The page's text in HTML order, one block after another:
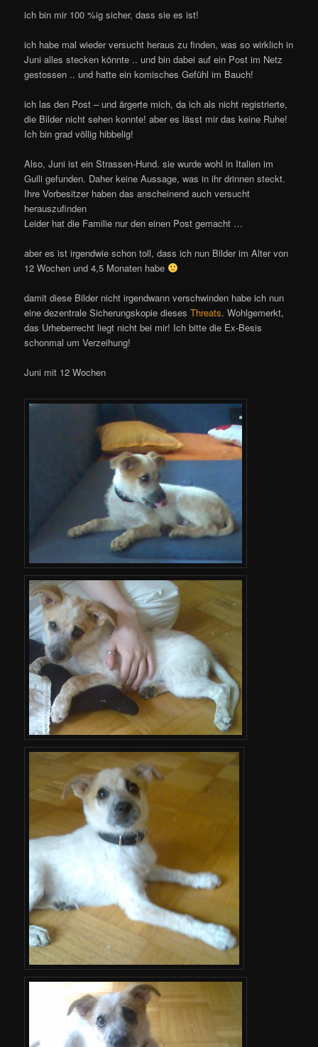
ich bin mir 100 %ig sicher, dass sie es ist!
ich habe mal wieder versucht heraus zu finden, was so wirklich in
Juni alles stecken könnte .. und bin dabei auf ein Post im Netz
gestossen .. und hatte ein komisches Gefühl im Bauch!
ich las den Post – und ärgerte mich, da ich als nicht registrierte,
die Bilder nicht sehen konnte! aber es lässt mir das keine Ruhe!
Ich bin grad völlig hibbelig!
Also, Juni ist ein Strassen-Hund. sie wurde wohl in Italien im
Gulli gefunden. Daher keine Aussage, was in ihr drinnen steckt.
Ihre Vorbesitzer haben das anscheinend auch versucht
herauszufinden
Leider hat die Familie nur den einen Post gemacht …
aber es ist irgendwie schon toll, dass ich nun Bilder im Alter von
12 Wochen und 4,5 Monaten habe
damit diese Bilder nicht irgendwann verschwinden habe ich nun
eine dezentrale Sicherungskopie diesesThreats. Wohlgemerkt,
das Urheberrecht liegt nicht bei mir! Ich bitte die Ex-Besis
schonmal um Verzeihung!
Juni mit 12 Wochen